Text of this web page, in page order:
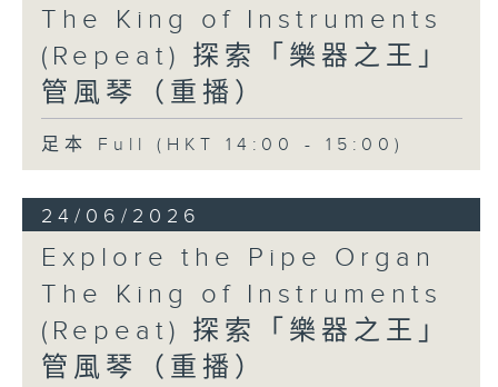
The King of Instruments
(Repeat) 探索「樂器之王」
管風琴（重播）
足本 Full (HKT 14:00 - 15:00)
24/06/2026
Explore the Pipe Organ
The King of Instruments
(Repeat) 探索「樂器之王」
管風琴（重播）